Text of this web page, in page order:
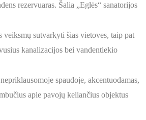
rezervuaras. Šalia „Eglės“ sanatorijos
sutvarkyti šias vietoves, taip pat
kanalizacijos bei vandentiekio
spaudoje, akcentuodamas,
apie pavojų keliančius objektus